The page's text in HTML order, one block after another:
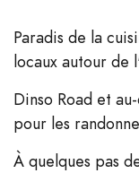
Paradis de la
locaux autour de
Dinso Road et
pour les
À quelques pas